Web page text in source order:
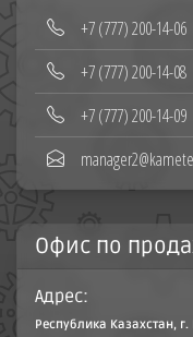
‪+7 (777) 200-14-06
+7 (777) 200-14-08‬
+7 (777) 200-14-09
Офис по
Адрес:
Республика Казахстан,